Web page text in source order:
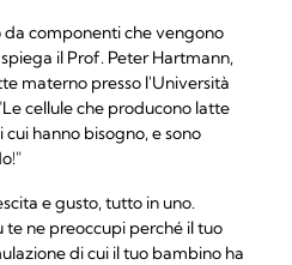
componenti che vengono
il Prof. Peter Hartmann,
materno presso l'Università
cellule che producono latte
hanno bisogno, e sono
e gusto, tutto in uno.
te ne preoccupi perché il tuo
di cui il tuo bambino ha